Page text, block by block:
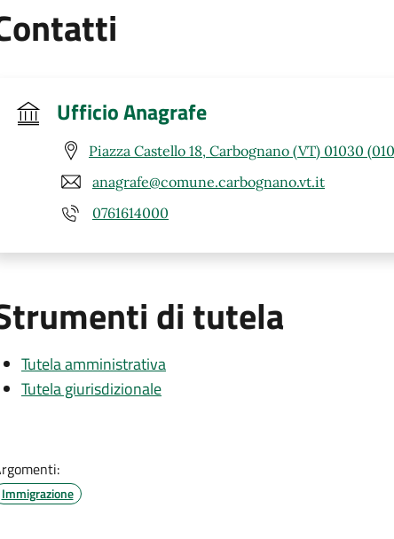
Ufficio Anagrafe
Piazza Castello 18, Carbognano (VT) 01030
anagrafe@comune.carbognano.vt.it
0761614000
di tutela
Tutela amministrativa
Tutela giurisdizionale
Immigrazione